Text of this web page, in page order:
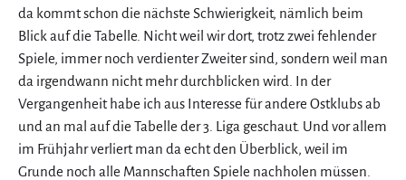
da kommt schon die nächste Schwierigkeit, nämlich beim
Blick auf die Tabelle. Nicht weil wir dort, trotz zwei fehlender
Spiele, immer noch verdienter Zweiter sind, sondern weil man
da irgendwann nicht mehr durchblicken wird. In der
Vergangenheit habe ich aus Interesse für andere Ostklubs ab
und an mal auf die Tabelle der 3. Liga geschaut. Und vor allem
im Frühjahr verliert man da echt den Überblick, weil im
Grunde noch alle Mannschaften Spiele nachholen müssen.